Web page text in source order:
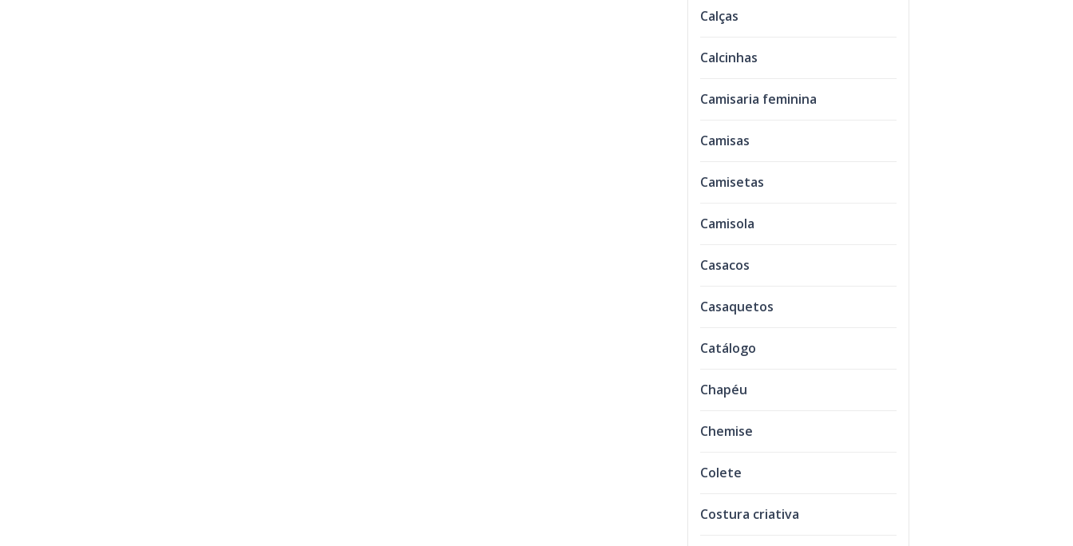
Calças
Calcinhas
Camisaria feminina
Camisas
Camisetas
Camisola
Casacos
Casaquetos
Catálogo
Chapéu
Chemise
Colete
Costura criativa